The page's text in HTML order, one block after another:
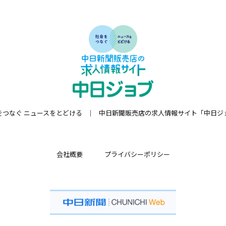
つなぐ ニュースをとどける 中日新聞販売店の求人情報サイト「中日ジ
会社概要 プライバシーポリシー